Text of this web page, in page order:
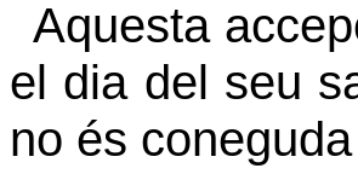
Aquesta
el dia del seu
no és